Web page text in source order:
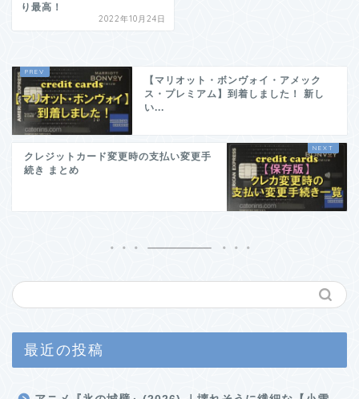
り最高！
2022年10月24日
【マリオット・ボンヴォイ・アメック
ス・プレミアム】到着しました！ 新し
い...
クレジットカード変更時の支払い変更手
続き まとめ
最近の投稿